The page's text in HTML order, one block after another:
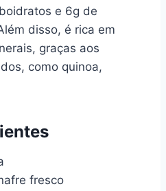
e 6g de
disso, é rica em
graças aos
como quinoa,
fresco